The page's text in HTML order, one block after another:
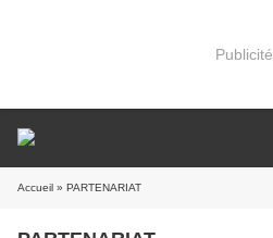
Publicité
Accueil » PARTENARIAT